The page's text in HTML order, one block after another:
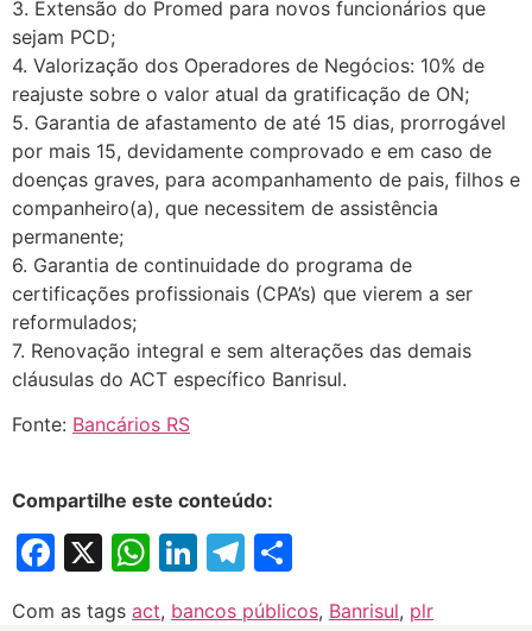
3. Extensão do Promed para novos funcionários que
sejam PCD;
4. Valorização dos Operadores de Negócios: 10% de
reajuste sobre o valor atual da gratificação de ON;
5. Garantia de afastamento de até 15 dias, prorrogável
por mais 15, devidamente comprovado e em caso de
doenças graves, para acompanhamento de pais, filhos e
companheiro(a), que necessitem de assistência
permanente;
6. Garantia de continuidade do programa de
certificações profissionais (CPA’s) que vierem a ser
reformulados;
7. Renovação integral e sem alterações das demais
cláusulas do ACT específico Banrisul.
Fonte: Bancários RS
Compartilhe este conteúdo:
Facebook
X WhatsApp
LinkedIn
Telegram
Com as tags act, bancos públicos, Banrisul, plr